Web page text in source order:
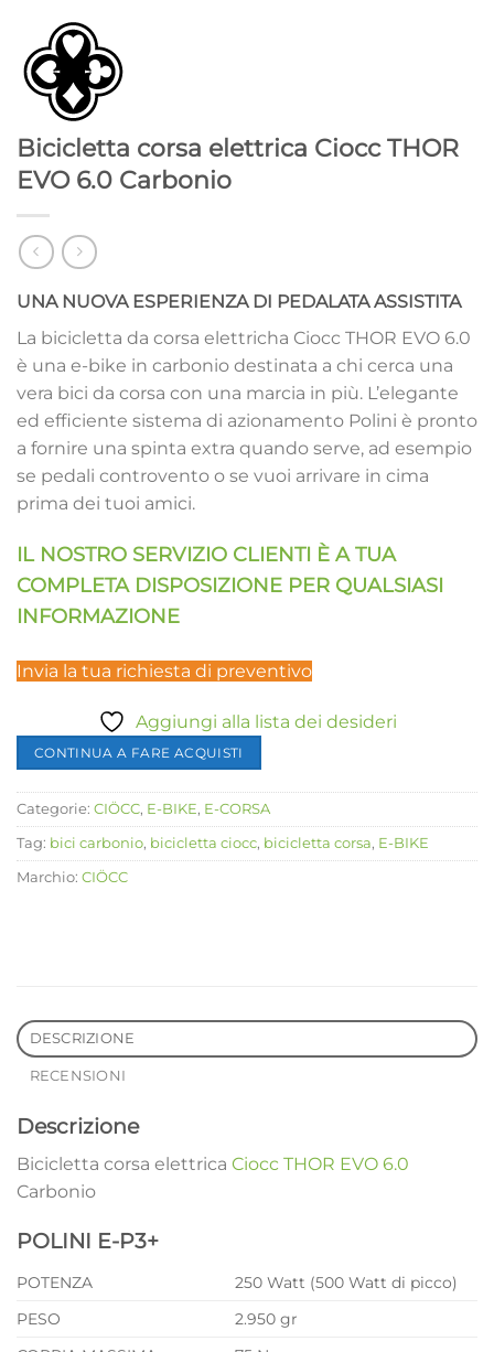
Bicicletta corsa elettrica Ciocc THOR
EVO 6.0 Carbonio
UNA NUOVA ESPERIENZA DI PEDALATA ASSISTITA
La bicicletta da corsa elettricha Ciocc THOR EVO 6.0
è una e-bike in carbonio destinata a chi cerca una
vera bici da corsa con una marcia in più. L’elegante
ed efficiente sistema di azionamento Polini è pronto
a fornire una spinta extra quando serve, ad esempio
se pedali controvento o se vuoi arrivare in cima
prima dei tuoi amici.
IL NOSTRO SERVIZIO CLIENTI È A TUA
COMPLETA DISPOSIZIONE PER QUALSIASI
INFORMAZIONE
Invia la tua richiesta di preventivo
Aggiungi alla lista dei desideri
CONTINUA A FARE ACQUISTI
Categorie: CIÖCC, E-BIKE, E-CORSA
Tag: bici carbonio, bicicletta ciocc, bicicletta corsa, E-BIKE
Marchio: CIÖCC
DESCRIZIONE
RECENSIONI
Descrizione
Bicicletta corsa elettrica Ciocc THOR EVO 6.0
Carbonio
POLINI E-P3+
POTENZA
250 Watt (500 Watt di picco)
PESO
2.950 gr